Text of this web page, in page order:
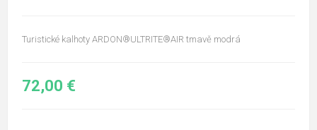
Turistické kalhoty ARDON®ULTRITE®AIR tmavě modrá
72,00 €